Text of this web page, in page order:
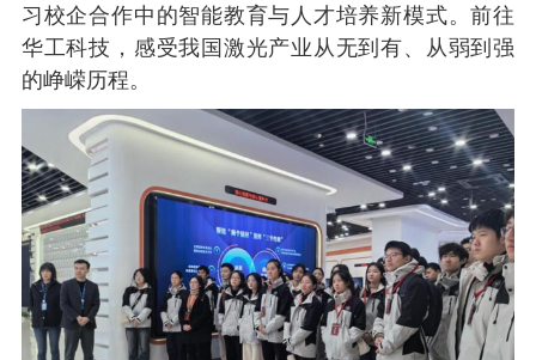
习校企合作中的智能教育与人才培养新模式。前往
华工科技，感受我国激光产业从无到有、从弱到强
的峥嵘历程。